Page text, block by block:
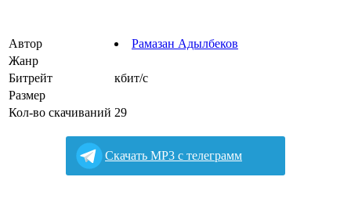
Автор
Рамазан Адылбеков
Жанр
Битрейт
кбит/с
Размер
Кол-во скачиваний 29
Cкачать MP3 с телеграмм